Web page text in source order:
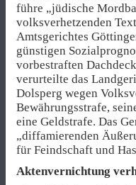
führe „jüdische
volksverhetzenden
Amtsgerichtes
günstigen
vorbestraften
verurteilte das
Dolsperg wegen
Bewährungsstrafe,
eine Geldstrafe. Das
„diffamierenden
für Feindschaft und
Aktenvernichtung